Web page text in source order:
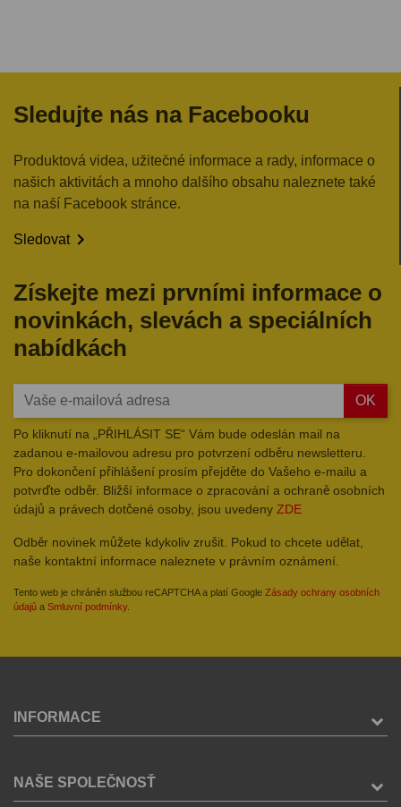
Sledujte nás na Facebooku
Produktová videa, užitečné informace a rady, informace o
našich aktivitách a mnoho dalšího obsahu naleznete také
na naší Facebook stránce.
Sledovat
Získejte mezi prvními informace o
novinkách, slevách a speciálních
nabídkách
OK
Po kliknutí na „PŘIHLÁSIT SE“ Vám bude odeslán mail na
zadanou e-mailovou adresu pro potvrzení odběru newsletteru.
Pro dokončení přihlášení prosím přejděte do Vašeho e-mailu a
potvrďte odběr. Bližší informace o zpracování a ochraně osobních
údajů a právech dotčené osoby, jsou uvedeny ZDE
Odběr novinek můžete kdykoliv zrušit. Pokud to chcete udělat,
naše kontaktní informace naleznete v právním oznámení.
Tento web je chráněn službou reCAPTCHA a platí Google Zásady ochrany osobních
údajů a Smluvní podmínky.
INFORMACE
NAŠE SPOLEČNOSŤ